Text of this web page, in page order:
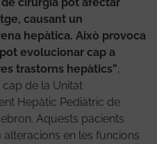
causant un
hepàtica. Això provoca
evolucionar cap a
trastorns hepàtics”,
cap de la Unitat
Hepàtic Pediàtric de
Aquests pacients
en les funcions